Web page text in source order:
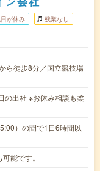
が休み 残業なし
ら徒歩8分／国立競技場
の出社 ※お休み相談も柔
）の間で1日6時間以
能です。